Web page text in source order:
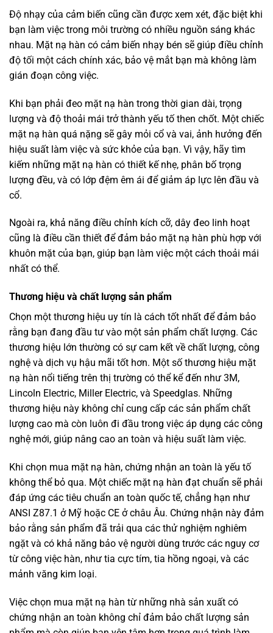
Độ nhạy của cảm biến cũng cần được xem xét, đặc biệt khi
bạn làm việc trong môi trường có nhiều nguồn sáng khác
nhau. Mặt nạ hàn có cảm biến nhạy bén sẽ giúp điều chỉnh
độ tối một cách chính xác, bảo vệ mắt bạn mà không làm
gián đoạn công việc.
Khi bạn phải đeo mặt nạ hàn trong thời gian dài, trọng
lượng và độ thoải mái trở thành yếu tố then chốt. Một chiếc
mặt nạ hàn quá nặng sẽ gây mỏi cổ và vai, ảnh hưởng đến
hiệu suất làm việc và sức khỏe của bạn. Vì vậy, hãy tìm
kiếm những mặt nạ hàn có thiết kế nhẹ, phân bố trọng
lượng đều, và có lớp đệm êm ái để giảm áp lực lên đầu và
cổ.
Ngoài ra, khả năng điều chỉnh kích cỡ, dây đeo linh hoạt
cũng là điều cần thiết để đảm bảo mặt nạ hàn phù hợp với
khuôn mặt của bạn, giúp bạn làm việc một cách thoải mái
nhất có thể.
Thương hiệu và chất lượng sản phẩm
Chọn một thương hiệu uy tín là cách tốt nhất để đảm bảo
rằng bạn đang đầu tư vào một sản phẩm chất lượng. Các
thương hiệu lớn thường có sự cam kết về chất lượng, công
nghệ và dịch vụ hậu mãi tốt hơn. Một số thương hiệu mặt
nạ hàn nổi tiếng trên thị trường có thể kể đến như 3M,
Lincoln Electric, Miller Electric, và Speedglas. Những
thương hiệu này không chỉ cung cấp các sản phẩm chất
lượng cao mà còn luôn đi đầu trong việc áp dụng các công
nghệ mới, giúp nâng cao an toàn và hiệu suất làm việc.
Khi chọn mua mặt nạ hàn, chứng nhận an toàn là yếu tố
không thể bỏ qua. Một chiếc mặt nạ hàn đạt chuẩn sẽ phải
đáp ứng các tiêu chuẩn an toàn quốc tế, chẳng hạn như
ANSI Z87.1 ở Mỹ hoặc CE ở châu Âu. Chứng nhận này đảm
bảo rằng sản phẩm đã trải qua các thử nghiệm nghiêm
ngặt và có khả năng bảo vệ người dùng trước các nguy cơ
từ công việc hàn, như tia cực tím, tia hồng ngoại, và các
mảnh văng kim loại.
Việc chọn mua mặt nạ hàn từ những nhà sản xuất có
chứng nhận an toàn không chỉ đảm bảo chất lượng sản